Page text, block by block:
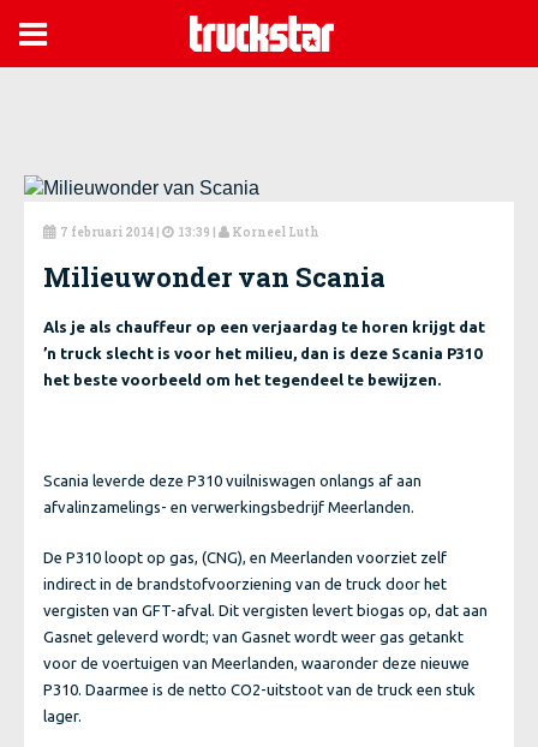

 7 februari 2014 |  13:39 |  Korneel Luth
Milieuwonder van Scania
Als je als chauffeur op een verjaardag te horen krijgt dat
’n truck slecht is voor het milieu, dan is deze Scania P310
het beste voorbeeld om het tegendeel te bewijzen.
Scania leverde deze P310 vuilniswagen onlangs af aan
afvalinzamelings- en verwerkingsbedrijf Meerlanden.
De P310 loopt op gas, (CNG), en Meerlanden voorziet zelf
indirect in de brandstofvoorziening van de truck door het
vergisten van GFT-afval. Dit vergisten levert biogas op, dat aan
Gasnet geleverd wordt; van Gasnet wordt weer gas getankt
voor de voertuigen van Meerlanden, waaronder deze nieuwe
P310. Daarmee is de netto CO2-uitstoot van de truck een stuk
lager.